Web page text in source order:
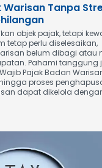
Warisan Tanpa
objek pajak, tetapi
tetap perlu diselesaikan,
belum dibagi atau
Pahami tanggung
Pajak Badan
proses
dapat dikelola